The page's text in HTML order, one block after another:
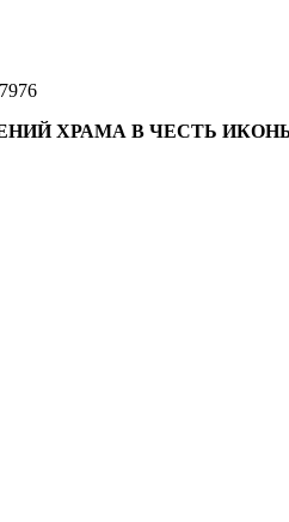
ХРАМА В ЧЕСТЬ